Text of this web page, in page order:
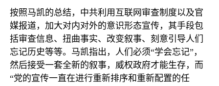
按照马凯的总结，中共利用互联网审查制度以及官
媒报道，加大对内对外的意识形态宣传，其手段包
括审查信息、扭曲事实、改变叙事、刻意引导人们
忘记历史等等。马凯指出，人们必须“学会忘记”，
然后接受一套全新的叙事，威权政府才能生存，而
“党的宣传一直在进行重新排序和重新配置的任